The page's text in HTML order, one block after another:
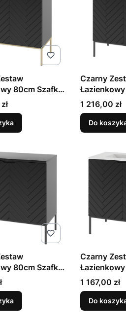
80cm Szafka
Złoty
Czarny
z Blatem
Czarny
Cena
1 216,00 zł
Do
80cm Szafka
Stelaż
Czarny
z Umywalką
Stelaż
Cena
1 167,00 zł
Do